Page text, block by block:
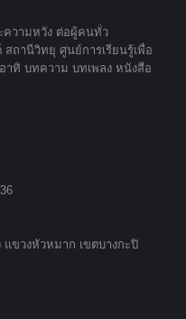
ะความหวัง ต่อผู้คนทั่ว
สถานีวิทยุ ศูนย์การเรียนรู้เพื่อ
าทิ บทความ บทเพลง หนังสือ
ขวงหัวหมาก เขตบางกะปิ